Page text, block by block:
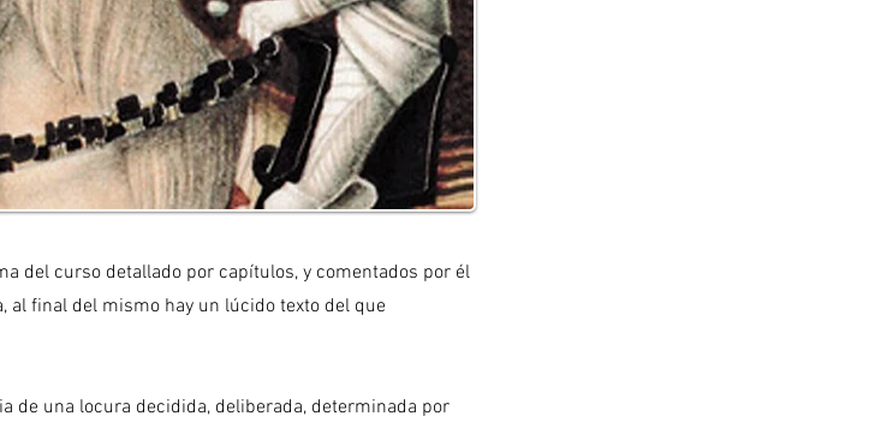
del curso detallado por capítulos, y comentados por él
al final del mismo hay un lúcido texto del que
de una locura decidida, deliberada, determinada por